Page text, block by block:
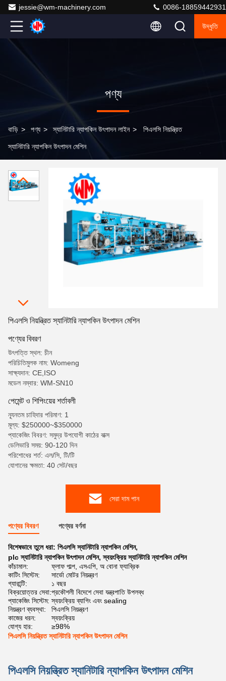
jessie@wm-machinery.com 0086-18859442931
উদ্ধৃতি
পণ্য
বাড়ি > পণ্য > স্যানিটারি ন্যাপকিন উৎপাদন লাইন > পিএলসি নিয়ন্ত্রিত
স্যানিটারি ন্যাপকিন উৎপাদন মেশিন
পিএলসি নিয়ন্ত্রিত স্যানিটারি ন্যাপকিন উৎপাদন মেশিন
পণ্যের বিবরণ
উৎপত্তি স্থল: চীন
পরিচিতিমুলক নাম: Womeng
সাক্ষ্যদান: CE,ISO
মডেল নম্বার: WM-SN10
পেমেন্ট ও শিপিংয়ের শর্তাবলী
ন্যূনতম চাহিদার পরিমাণ: 1
মূল্য: $250000~$350000
প্যাকেজিং বিবরণ: সমুদ্র উপযোগী কাঠের বাক্স
ডেলিভারি সময়: 90-120 দিন
পরিশোধের শর্ত: এল/সি, টি/টি
যোগানের ক্ষমতা: 40 সেট/বছর
সেরা দাম পান
পণ্যের বিবরণ পণ্যের বর্ণনা
বিশেষভাবে তুলে ধরা: পিএলসি স্যানিটারি ন্যাপকিন মেশিন,
plc স্যানিটারি ন্যাপকিন উৎপাদন মেশিন,স্বয়ংক্রিয় স্যানিটারি ন্যাপকিন মেশিন
কাঁচামাল:
ফ্লাফ পাল্প, এসএপি, অ বোনা ফ্যাব্রিক
কাটিং সিস্টেম:
সার্ভো মোটর নিয়ন্ত্রণ
গ্যারান্টি:
১ বছর
বিক্রয়োত্তর সেবা:প্রকৌশলী বিদেশে সেবা যন্ত্রপাতি উপলব্ধ
প্যাকেজিং সিস্টেম: স্বয়ংক্রিয় ব্যাগিং এবং sealing
নিয়ন্ত্রণ ব্যবস্থা:
পিএলসি নিয়ন্ত্রণ
কাজের ধরন:
স্বয়ংক্রিয়
যোগ্য হার:
≥98%
পিএলসি নিয়ন্ত্রিত স্যানিটারি ন্যাপকিন উৎপাদন মেশিন
পিএলসি নিয়ন্ত্রিত স্যানিটারি ন্যাপকিন উৎপাদন মেশিন